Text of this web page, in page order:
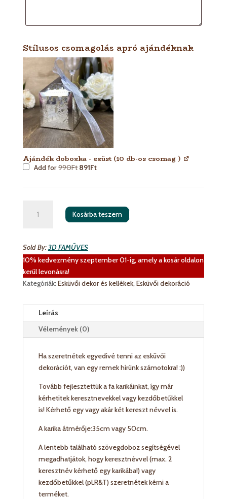
Stílusos csomagolás apró ajándéknak
Ajándék dobozka - ezüst (10 db-os csomag )
Add for990Ft 891Ft
dekor
és
szívvel
mennyiség
Kosárba teszem
Sold By:3D FAMŰVES
10% kedvezmény szeptember 01-ig, amely a kosár oldalon
kerül levonásra!
Kategóriák:Esküvői dekor és kellékek,Esküvői dekoráció
Leírás
Vélemények (0)
Ha szeretnétek egyedivé tenni az esküvői
dekorációt, van egy remek hírünk számotokra! :))
Tovább fejlesztettük a fa karikáinkat, így már
kérhetitek keresztnevekkel vagy kezdőbetűkkel
is! Kérhető egy vagy akár két kereszt névvel is.
A karika átmérője:35cm vagy 50cm.
A lentebb található szövegdoboz segítségével
megadhatjátok, hogy keresztnévvel (max. 2
keresztnév kérhető egy karikába!) vagy
kezdőbetűkkel (pl.R&T) szeretnétek kérni a
terméket.